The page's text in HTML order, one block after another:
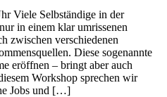
Viele Selbständige in der
in einem klar umrissenen
zwischen verschiedenen
Diese sogenannte
eröffnen – bringt aber auch
Workshop sprechen wir
Jobs und […]